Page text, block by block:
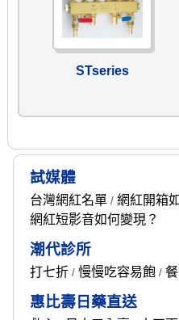
STseries
試媒體
台灣網紅名單/ 網紅開箱
網紅短影音如何變現？
潮代診所
打七折/ 慢慢吃容易飽/
惠比壽日藥直送